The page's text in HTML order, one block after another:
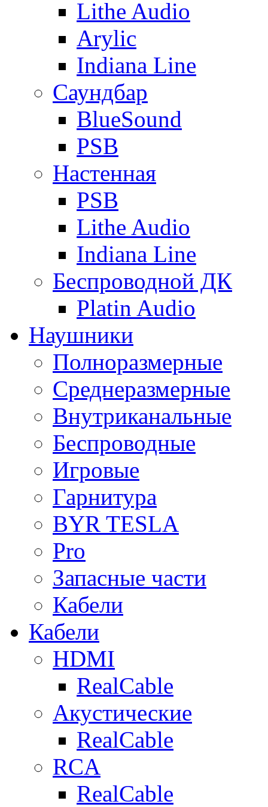
Lithe Audio
Arylic
Indiana Line
Саундбар
BlueSound
PSB
Настенная
PSB
Lithe Audio
Indiana Line
Беспроводной ДК
Platin Audio
Наушники
Полноразмерные
Среднеразмерные
Внутриканальные
Беспроводные
Игровые
Гарнитура
BYR TESLA
Pro
Запасные части
Кабели
Кабели
HDMI
RealCable
Акустические
RealCable
RCA
RealCable